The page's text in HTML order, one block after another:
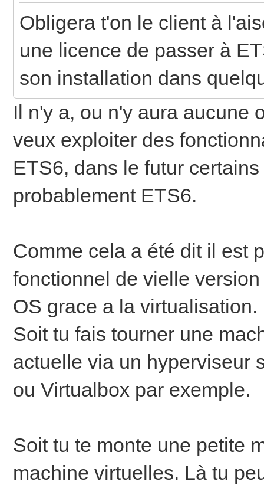
Obligera t'on le client à
une licence de passer à
son installation dans
Il n'y a, ou n'y aura aucune
veux exploiter des
ETS6, dans le futur
probablement ETS6.
Comme cela a été dit il est
fonctionnel de vielle
OS grace a la virtualisation.
Soit tu fais tourner une
actuelle via un hyperviseur
ou Virtualbox par exemple.
Soit tu te monte une petite
machine virtuelles. Là tu